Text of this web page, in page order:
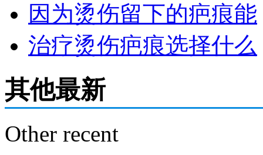
因为烫伤留下的疤痕能
治疗烫伤疤痕选择什么
其他最新
Other recent